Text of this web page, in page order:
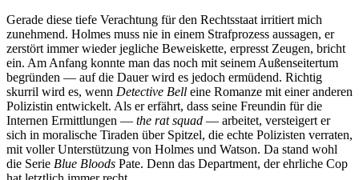
Gerade diese tiefe Verachtung für den Rechtsstaat irritiert mich
zunehmend. Holmes muss nie in einem Strafprozess aussagen, er
zerstört immer wieder jegliche Beweiskette, erpresst Zeugen, bricht
ein. Am Anfang konnte man das noch mit seinem Außenseitertum
begründen — auf die Dauer wird es jedoch ermüdend. Richtig
skurril wird es, wenn Detective Bell eine Romanze mit einer anderen
Polizistin entwickelt. Als er erfährt, dass seine Freundin für die
Internen Ermittlungen — the rat squad — arbeitet, versteigert er
sich in moralische Tiraden über Spitzel, die echte Polizisten verraten,
mit voller Unterstützung von Holmes und Watson. Da stand wohl
die Serie Blue Bloods Pate. Denn das Department, der ehrliche Cop